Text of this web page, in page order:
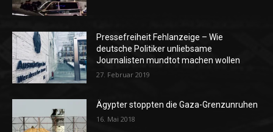
Pressefreiheit Fehlanzeige – Wie
deutsche Politiker unliebsame
Journalisten mundtot machen wollen
27. Februar 2019
Ägypter stoppten die Gaza-Grenzunruhen
16. Mai 2018